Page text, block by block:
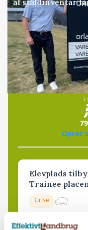
af staldinventar
i
79
Opret
Elevplads
Trainee
Grise
6950, Ringkøbing